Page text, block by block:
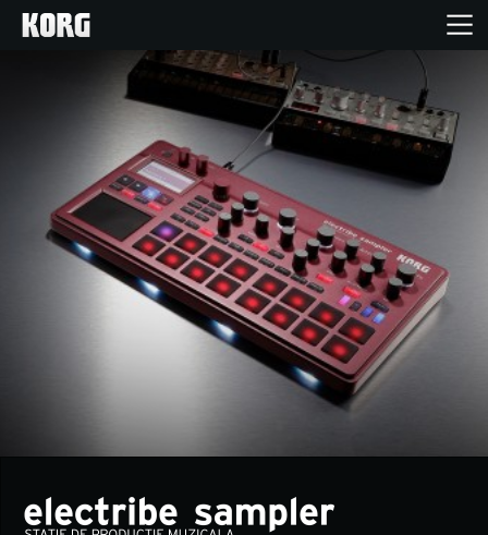
Produse
În Prim Plan
Eveniment
Ştiri